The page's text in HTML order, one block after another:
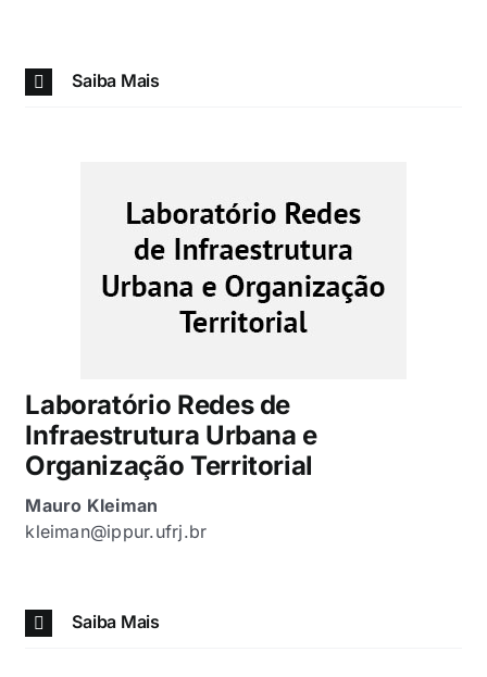
Saiba Mais
Laboratório Redes de
Infraestrutura Urbana e
Organização Territorial
Mauro Kleiman
kleiman@ippur.ufrj.br
Saiba Mais